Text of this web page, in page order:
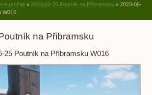
prožité » 2023-06-25 Poutník na Přibramsku » 2023-06-
W016
na Přibramsku
25 Poutník na Příbramsku W016